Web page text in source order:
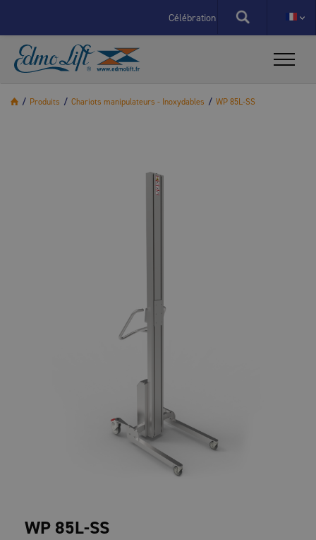
Célébration du 60e anniversaire
/ Produits / Chariots manipulateurs - Inoxydables / WP 85L-SS
WP 85L-SS